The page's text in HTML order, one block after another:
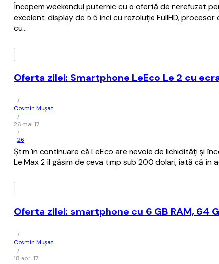
Începem weekendul puternic cu o ofertă de nerefuzat
excelent: display de 5.5 inci cu rezoluţie FullHD,
cu…
Oferta zilei: Smartphone LeEco Le 2 cu
/
Cosmin Mușat
/
26 mai 17
/
26
Ştim în continuare că LeEco are nevoie de lichidităţi şi
Le Max 2 îl găsim de ceva timp sub 200 dolari, iată că
Oferta zilei: smartphone cu 6 GB RAM, 64
/
Cosmin Mușat
/
18 apr. 17